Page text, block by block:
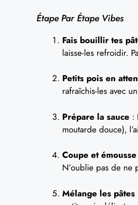
Étape Par Étape Vibes
Fais bouillir tes
laisse-les refroidir.
Petits pois en
rafraîchis-les avec
Prépare la sauce :
moutarde douce),
Coupe et émousse
N’oublie pas de ne
Mélange les pâtes